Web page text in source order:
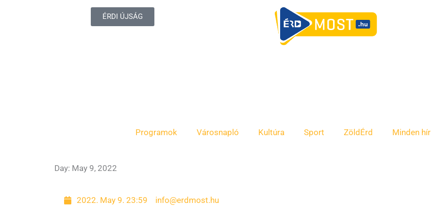
ÉRDI ÚJSÁG
Programok Városnapló Kultúra Sport ZöldÉrd Minden hír
Day: May 9, 2022
2022. May 9. 23:59 info@erdmost.hu